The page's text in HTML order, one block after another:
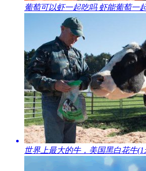
葡萄可以虾一起吃吗 虾能葡萄一
世界上最大的牛，美国黑白花牛(1